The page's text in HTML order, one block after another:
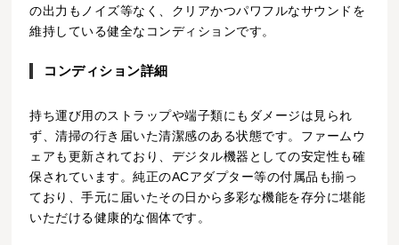
の出力もノイズ等なく、クリアかつパワフルなサウンドを
維持している健全なコンディションです。
コンディション詳細
持ち運び用のストラップや端子類にもダメージは見られ
ず、清掃の行き届いた清潔感のある状態です。ファームウ
ェアも更新されており、デジタル機器としての安定性も確
保されています。純正のACアダプター等の付属品も揃っ
ており、手元に届いたその日から多彩な機能を存分に堪能
いただける健康的な個体です。